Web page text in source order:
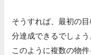
そうすれば、最初の
分達成できるでしょう
このように複数の物